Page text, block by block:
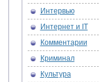
Интервью
Интернет и IT
Комментарии
Криминал
Культура